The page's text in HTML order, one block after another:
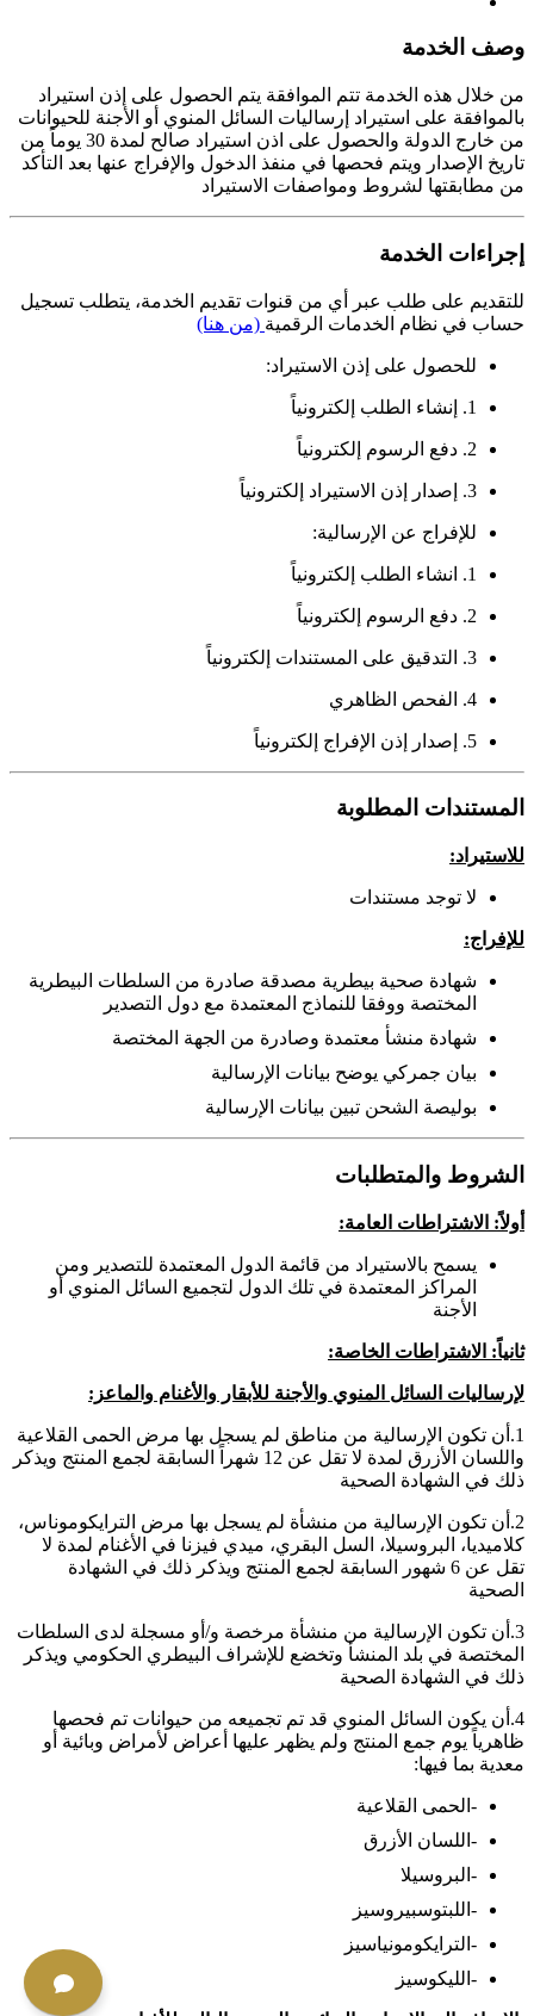
وصف الخدمة
من خلال هذه الخدمة تتم الموافقة يتم الحصول على إذن استيراد
بالموافقة على استيراد إرساليات السائل المنوي أو الأجنة للحيوانات
من خارج الدولة والحصول على اذن استيراد صالح لمدة 30 يوماً من
تاريخ الإصدار ويتم فحصها في منفذ الدخول والإفراج عنها بعد التأكد
من مطابقتها لشروط ومواصفات الاستيراد
إجراءات الخدمة
للتقديم على طلب عبر أي من قنوات تقديم الخدمة، يتطلب تسجيل
حساب في نظام الخدمات الرقمية (من هنا)
للحصول على إذن الاستيراد:
1. إنشاء الطلب إلكترونياً
2. دفع الرسوم إلكترونياً
3. إصدار إذن الاستيراد إلكترونياً
للإفراج عن الإرسالية:
1. انشاء الطلب إلكترونياً
2. دفع الرسوم إلكترونياً
3. التدقيق على المستندات إلكترونياً
4. الفحص الظاهري
5. إصدار إذن الإفراج إلكترونياً
المستندات المطلوبة
للاستيراد:
لا توجد مستندات
للإفراج:
شهادة صحية بيطرية مصدقة صادرة من السلطات البيطرية
المختصة ووفقا للنماذج المعتمدة مع دول التصدير
شهادة منشأ معتمدة وصادرة من الجهة المختصة
بيان جمركي يوضح بيانات الإرسالية
بوليصة الشحن تبين بيانات الإرسالية
الشروط والمتطلبات
أولاً: الاشتراطات العامة:
يسمح بالاستيراد من قائمة الدول المعتمدة للتصدير ومن
المراكز المعتمدة في تلك الدول لتجميع السائل المنوي أو
الأجنة
ثانياً: الاشتراطات الخاصة:
لإرساليات السائل المنوي والأجنة للأبقار والأغنام والماعز:
1.أن تكون الإرسالية من مناطق لم يسجل بها مرض الحمى القلاعية
واللسان الأزرق لمدة لا تقل عن 12 شهراً السابقة لجمع المنتج ويذكر
ذلك في الشهادة الصحية
2.أن تكون الإرسالية من منشأة لم يسجل بها مرض الترايكوموناس،
كلاميديا، البروسيلا، السل البقري، ميدي فيزنا في الأغنام لمدة لا
تقل عن 6 شهور السابقة لجمع المنتج ويذكر ذلك في الشهادة
الصحية
3.أن تكون الإرسالية من منشأة مرخصة و/أو مسجلة لدى السلطات
المختصة في بلد المنشأ وتخضع للإشراف البيطري الحكومي ويذكر
ذلك في الشهادة الصحية
4.أن يكون السائل المنوي قد تم تجميعه من حيوانات تم فحصها
ظاهرياً يوم جمع المنتج ولم يظهر عليها أعراض لأمراض وبائية أو
معدية بما فيها:
-الحمى القلاعية
-اللسان الأزرق
-البروسيلا
-اللبتوسبيروسيز
-الترايكومونياسيز
-الليكوسيز